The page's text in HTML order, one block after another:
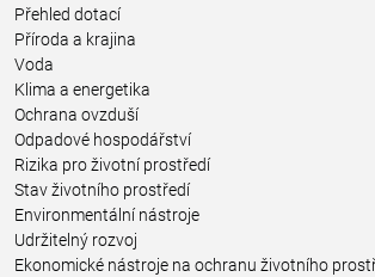
Přehled dotací
Příroda a krajina
Voda
Klima a energetika
Ochrana ovzduší
Odpadové hospodářství
Rizika pro životní prostředí
Stav životního prostředí
Environmentální nástroje
Udržitelný rozvoj
Ekonomické nástroje na ochranu životního